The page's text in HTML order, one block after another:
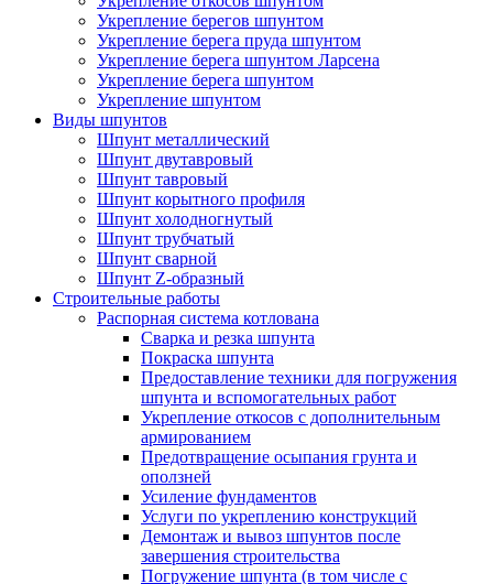
Укрепление берегов шпунтом
Укрепление берега пруда шпунтом
Укрепление берега шпунтом Ларсена
Укрепление берега шпунтом
Укрепление шпунтом
Виды шпунтов
Шпунт металлический
Шпунт двутавровый
Шпунт тавровый
Шпунт корытного профиля
Шпунт холодногнутый
Шпунт трубчатый
Шпунт сварной
Шпунт Z-образный
Строительные работы
Распорная система котлована
Сварка и резка шпунта
Покраска шпунта
Предоставление техники для погружения
шпунта и вспомогательных работ
Укрепление откосов с дополнительным
армированием
Предотвращение осыпания грунта и
оползней
Усиление фундаментов
Услуги по укреплению конструкций
Демонтаж и вывоз шпунтов после
завершения строительства
Погружение шпунта (в том числе с